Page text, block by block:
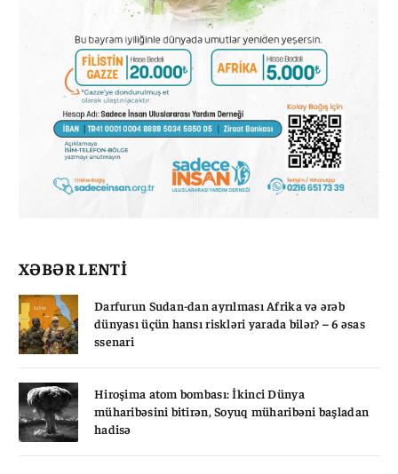
XƏBƏR LENTİ
Darfurun Sudan-dan ayrılması Afrika və ərəb
dünyası üçün hansı riskləri yarada bilər? – 6 əsas
ssenari
Hiroşima atom bombası: İkinci Dünya
müharibəsini bitirən, Soyuq müharibəni başladan
hadisə